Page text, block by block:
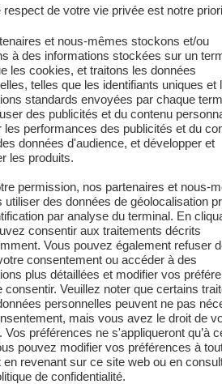
MENTIONS LÉGALES
Les cookies
Vie privée
Conditions de vente
Plateforme Européenne de
gestion des litiges du
Formulaire de retour
elle
CONTACT
Lily Rose Heusy
087 64 64 80
Lily Rose Spa
087 45 08 34
Fashion 233 Rittweger
087 45 02 95
Par e-mail
respect de votre vie privée est notre
et nous-mêmes stockons et/ou
à des informations stockées sur un
les cookies, et traitons les données
telles que les identifiants uniques et
standards envoyées par chaque
des publicités et du contenu
les performances des publicités et du
données d'audience, et développer et
les produits.
permission, nos partenaires et nous-
utiliser des données de géolocalisation
par analyse du terminal. En
consentir aux traitements décrits
Vous pouvez également refuser
consentement ou accéder à des
plus détaillées et modifier vos
consentir. Veuillez noter que certains
personnelles peuvent ne pas
mais vous avez le droit de
Vos préférences ne s'appliqueront qu’à
pouvez modifier vos préférences à
en revenant sur ce site web ou en
de confidentialité.